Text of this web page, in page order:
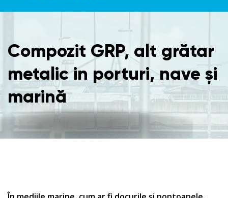
Compozit GRP, alt grătar
metalic in porturi, nave și
marină